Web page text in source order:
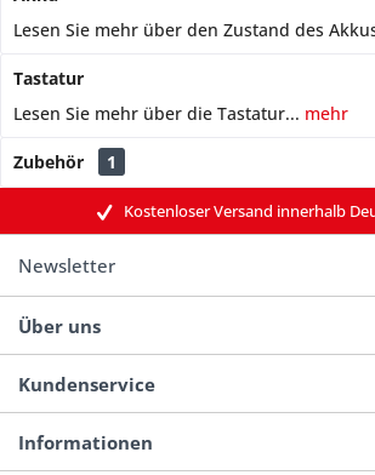
Lesen Sie mehr über den Zustand des
Tastatur
Lesen Sie mehr über die Tastatur... mehr
Zubehör 1
Kostenloser Versand innerhalb
Newsletter
Über uns
Kundenservice
Informationen